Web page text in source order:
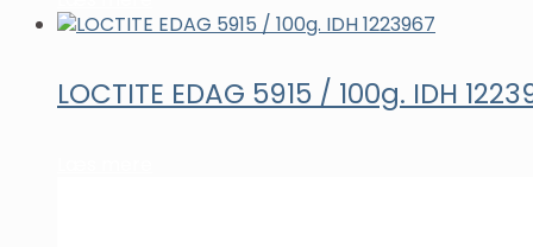
LOCTITE EDAG 5915 / 100g. IDH